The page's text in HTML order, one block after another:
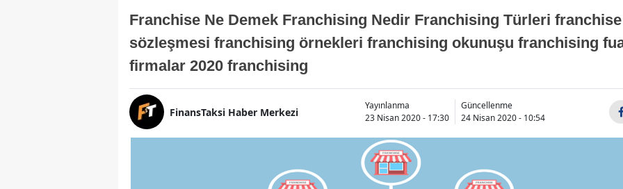
Franchise Ne Demek Franchising Nedir Franchising Türleri
sözleşmesi franchising örnekleri franchising okunuşu franchising
firmalar 2020 franchising
FinansTaksi Haber Merkezi
Yayınlanma
23 Nisan 2020 - 17:30
Güncellenme
24 Nisan 2020 - 10:54